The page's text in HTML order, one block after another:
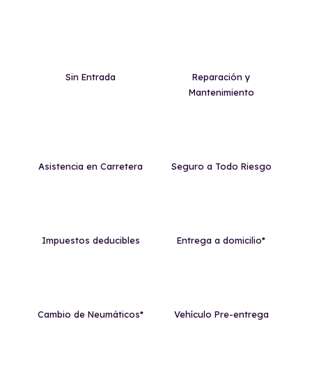
Sin Entrada
Reparación y
Mantenimiento
Asistencia en Carretera Seguro a Todo Riesgo
Impuestos deducibles Entrega a domicilio*
Cambio de Neumáticos* Vehículo Pre-entrega